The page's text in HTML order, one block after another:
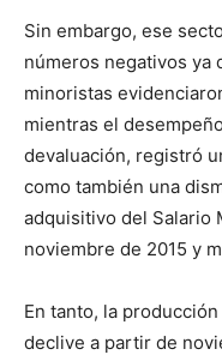
Sin embargo, ese
números negativos ya
minoristas
mientras el
devaluación, registró
como también una
adquisitivo del Salario
noviembre de 2015 y
En tanto, la
declive a partir de